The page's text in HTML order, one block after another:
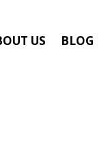
US BLOG